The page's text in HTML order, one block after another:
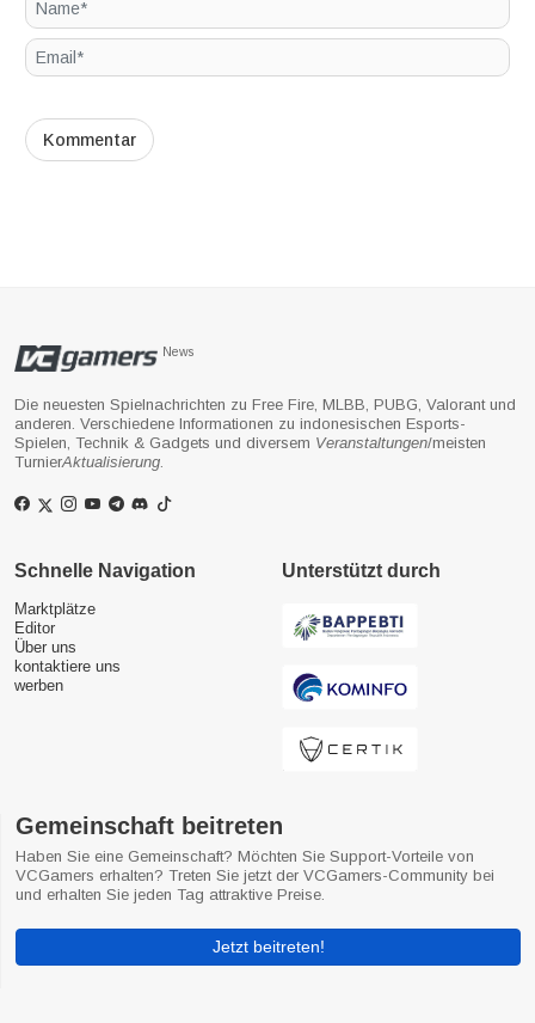
News
Die neuesten Spielnachrichten zu Free Fire, MLBB, PUBG, Valorant und
anderen. Verschiedene Informationen zu indonesischen Esports-
Spielen, Technik & Gadgets und diversem Veranstaltungen/meisten
TurnierAktualisierung
Schnelle Navigation
Marktplätze
Editor
Über uns
kontaktiere uns
werben
Unterstützt durch
Gemeinschaft beitreten
Haben Sie eine Gemeinschaft? Möchten Sie Support-Vorteile von
VCGamers erhalten? Treten Sie jetzt der VCGamers-Community bei
und erhalten Sie jeden Tag attraktive Preise.
Jetzt beitreten!